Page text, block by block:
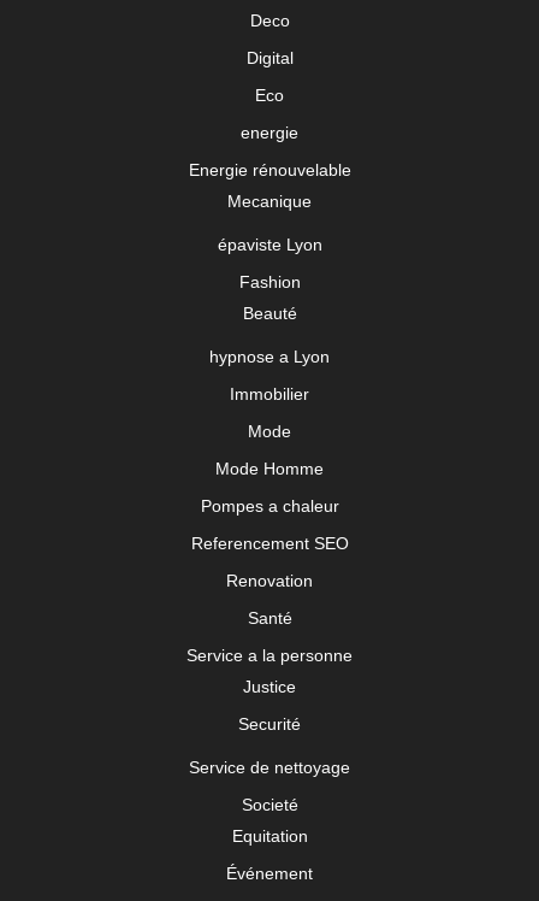
Deco
Digital
Eco
energie
Energie rénouvelable
Mecanique
épaviste Lyon
Fashion
Beauté
hypnose a Lyon
Immobilier
Mode
Mode Homme
Pompes a chaleur
Referencement SEO
Renovation
Santé
Service a la personne
Justice
Securité
Service de nettoyage
Societé
Equitation
Événement